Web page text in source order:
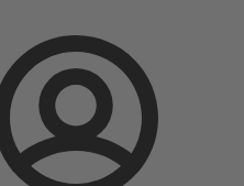
Aanmelding
PNW